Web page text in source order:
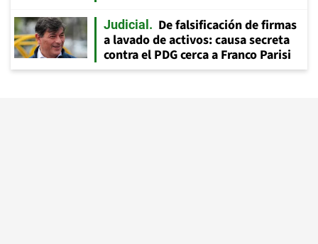
Judicial
De falsificación de firmas
a lavado de activos: causa secreta
contra el PDG cerca a Franco Parisi